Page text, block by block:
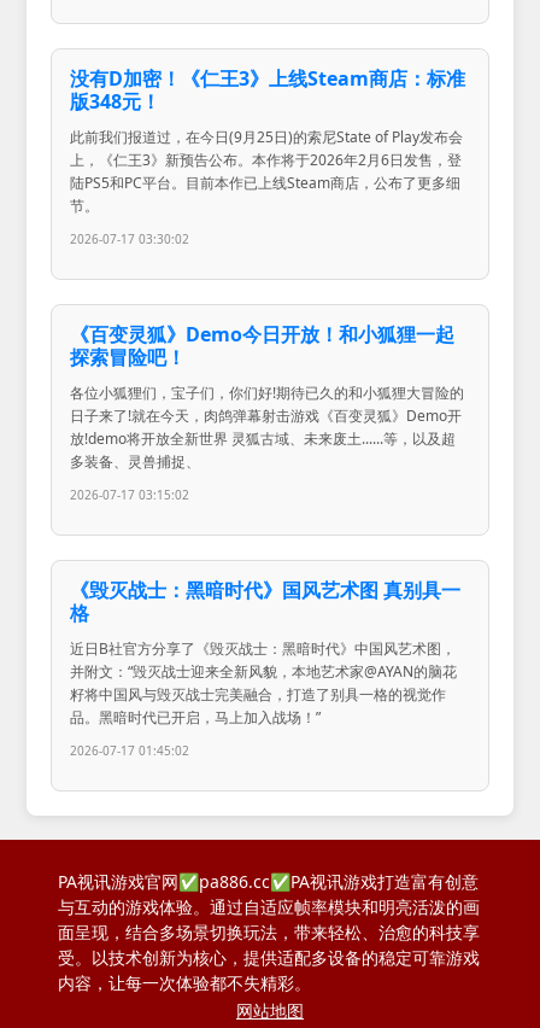
没有D加密！《仁王3》上线Steam商店：标准
版348元！
此前我们报道过，在今日(9月25日)的索尼State of Play发布会
上，《仁王3》新预告公布。本作将于2026年2月6日发售，登
陆PS5和PC平台。目前本作已上线Steam商店，公布了更多细
节。
2026-07-17 03:30:02
《百变灵狐》Demo今日开放！和小狐狸一起
探索冒险吧！
各位小狐狸们，宝子们，你们好!期待已久的和小狐狸大冒险的
日子来了!就在今天，肉鸽弹幕射击游戏《百变灵狐》Demo开
放!demo将开放全新世界 灵狐古域、未来废土......等，以及超
多装备、灵兽捕捉、
2026-07-17 03:15:02
《毁灭战士：黑暗时代》国风艺术图 真别具一
格
近日B社官方分享了《毁灭战士：黑暗时代》中国风艺术图，
并附文：“毁灭战士迎来全新风貌，本地艺术家@AYAN的脑花
籽将中国风与毁灭战士完美融合，打造了别具一格的视觉作
品。黑暗时代已开启，马上加入战场！”
2026-07-17 01:45:02
PA视讯游戏官网✅pa886.cc✅PA视讯游戏打造富有创意
与互动的游戏体验。通过自适应帧率模块和明亮活泼的画
面呈现，结合多场景切换玩法，带来轻松、治愈的科技享
受。以技术创新为核心，提供适配多设备的稳定可靠游戏
内容，让每一次体验都不失精彩。
网站地图